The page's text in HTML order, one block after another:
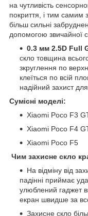
на чутливість
покриття, і тим самим
більш сильні
допомогою звичайної
0.3 мм 2.5D Full
скло товщина
зкруглення по
клеїться по всій
надійний захист
Сумісні моделі:
Xiaomi Poco F3
Xiaomi Poco F4
Xiaomi Poco F5
Чим захисне скло
На відміну від
падінні приймає
улюблений гаджет
екран швидше за
Захисне скло